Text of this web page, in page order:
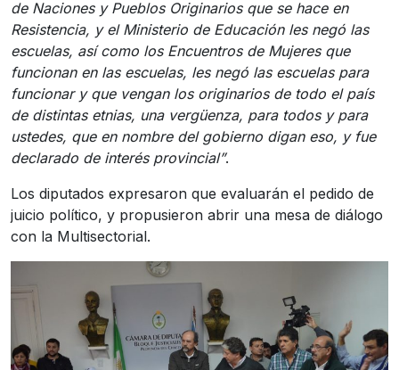
de Naciones y Pueblos Originarios que se hace en
Resistencia, y el Ministerio de Educación les negó las
escuelas, así como los Encuentros de Mujeres que
funcionan en las escuelas, les negó las escuelas para
funcionar y que vengan los originarios de todo el país
de distintas etnias, una vergüenza, para todos y para
ustedes, que en nombre del gobierno digan eso, y fue
declarado de interés provincial”.
Los diputados expresaron que evaluarán el pedido de
juicio político, y propusieron abrir una mesa de diálogo
con la Multisectorial.